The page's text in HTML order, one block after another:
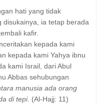
hati yang tidak
disukainya, ia tetap berada
kafir.
kepada kami
kepada kami Yahya ibnu
kami Israil, dari Abul
Abbas sehubungan
manusia ada orang
di tepi. (Al-Hajj: 11)